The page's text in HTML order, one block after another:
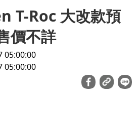
T-Roc 大改款預
價不詳
05:00:00
05:00:00